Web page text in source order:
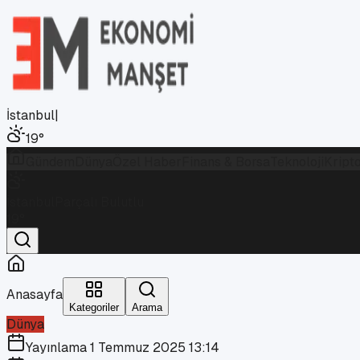
İstanbul|
19°
Anasayfa
Kategoriler Arama
Dünya
Yayınlama1 Temmuz 2025 13:14